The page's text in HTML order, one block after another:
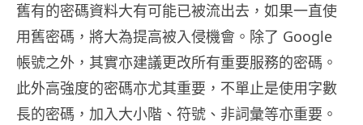
舊有的密碼資料大有可能已被流出去，如果一直使
用舊密碼，將大為提高被入侵機會。除了 Google
帳號之外，其實亦建議更改所有重要服務的密碼。
此外高強度的密碼亦尤其重要，不單止是使用字數
長的密碼，加入大小階、符號、非詞彙等亦重要。